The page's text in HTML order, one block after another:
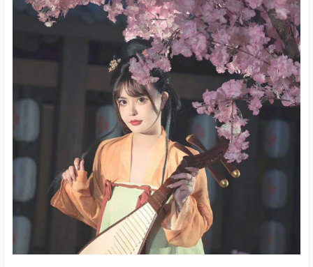
第三任老公泽西还爆料，韩安冉有打气的行为，这个已经
触及法律范畴，韩安冉对此说法并没有太深刻的解释，只
是说这个不属于毒品，早不玩了等言语来解释。